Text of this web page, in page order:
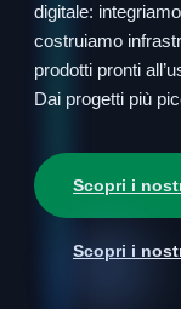
digitale:
costruiamo
prodotti pronti
Dai progetti più
Scopri i
Scopri i